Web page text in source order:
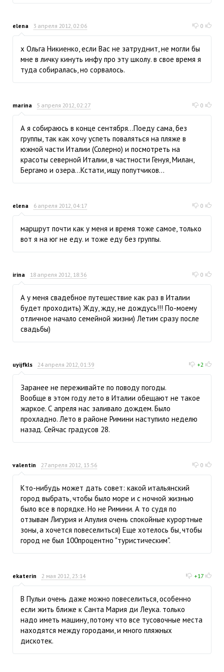
elena 3 апреля 2012, 02:06 0
х Ольга Никиенко, если Вас не затруднит, не могли бы
мне в личку кинуть инфу про эту школу. в свое время я
туда собиралась, но сорвалось.
marina 5 апреля 2012, 02:27 0
А я собираюсь в конце сентября...Поеду сама, без
группы, так как хочу успеть поваляться на пляже в
южной части Италии (Солерно) и посмотреть на
красоты северной Италии, в частности Генуя, Милан,
Бергамо и озера...Кстати, ищу попутчиков...
elena 6 апреля 2012, 04:17 0
маршрут почти как у меня и время тоже самое, только
вот я на юг не еду. и тоже еду без группы.
irina 18 апреля 2012, 18:36 0
А у меня свадебное путешествие как раз в Италии
будет проходить) Жду, жду, не дождусь!!! По-моему
отличное начало семейной жизни) Летим сразу после
свадьбы)
uyijfkls 24 апреля 2012, 01:39 +2
Заранее не переживайте по поводу погоды.
Вообще в этом году лето в Италии обещают не такое
жаркое. С апреля нас заливало дождем. Было
прохладно. Лето в районе Римини наступило неделю
назад. Сейчас градусов 28.
valentin 27 апреля 2012, 13:56 0
Кто-нибудь может дать совет: какой итальянский
город выбрать, чтобы было море и с ночной жизнью
было все в порядке. Но не Римини. А то судя по
отзывам Лигурия и Апулия очень спокойные курортные
зоны, а хочется повеселиться) Еще хотелось бы, чтобы
город не был 100процентно "туристическим".
ekaterin 2 мая 2012, 23:14 +17
В Пульи очень даже можно повеселиться, особенно
если жить ближе к Санта Мария ди Леука. только
надо иметь машину, потому что все тусовочные места
находятся между городами, и много пляжных
дискотек.